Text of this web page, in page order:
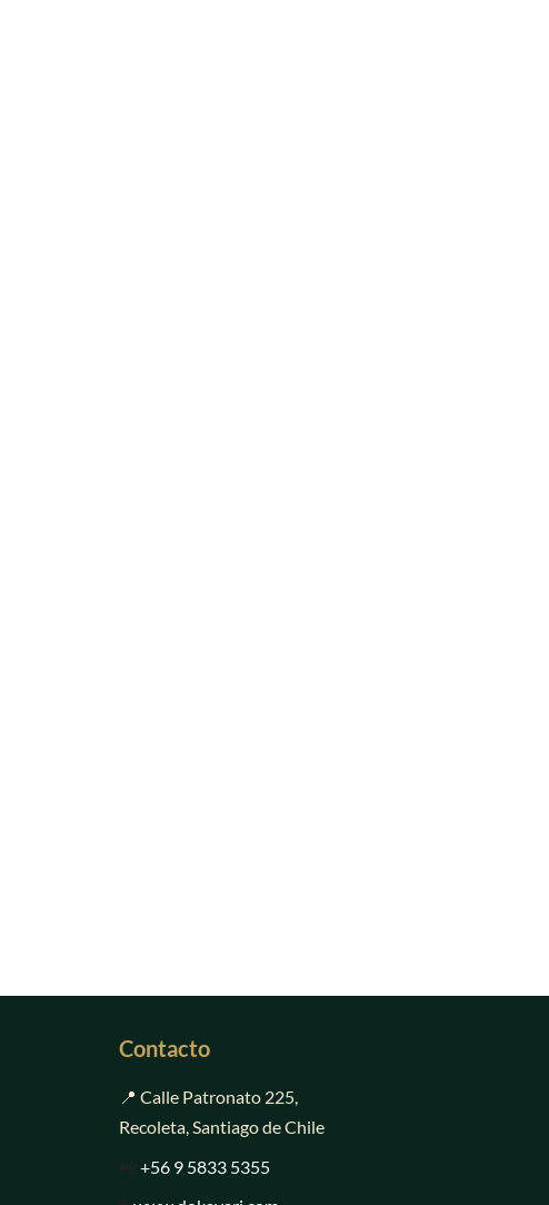
Contacto
📍 Calle Patronato 225,
Recoleta, Santiago de Chile
📲 +56 9 5833 5355